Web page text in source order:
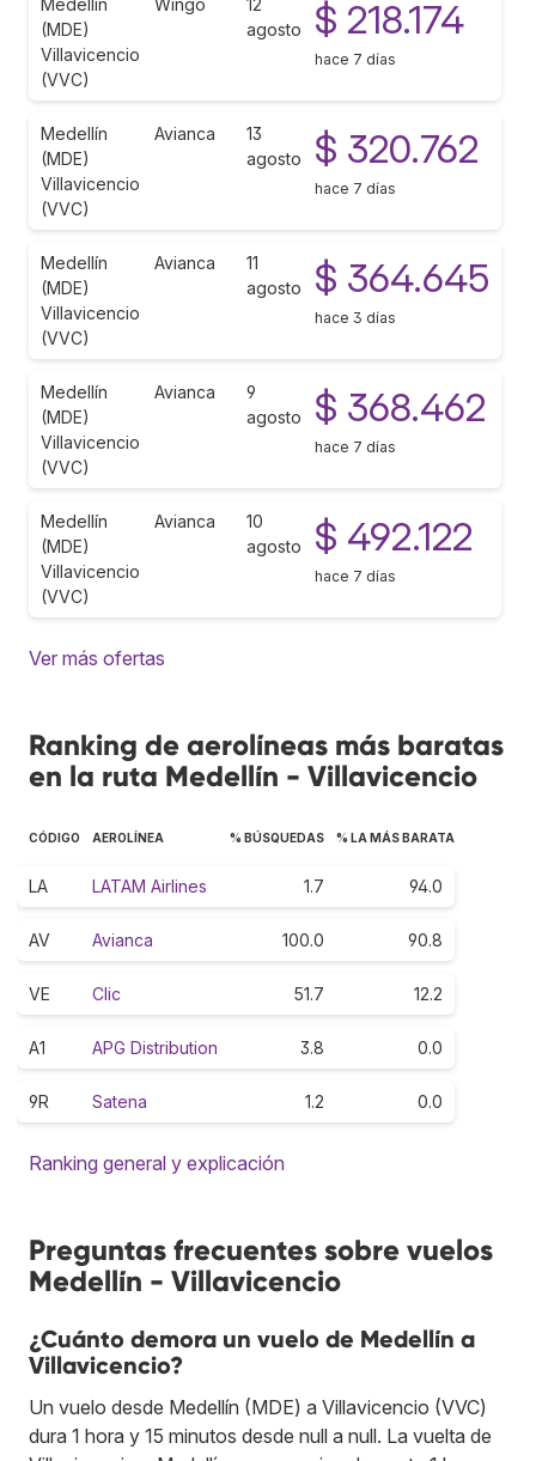
(MDE)
Villavicencio
(VVC)
agosto
$ 218.174
hace 7 días
Medellín
(MDE)
Villavicencio
(VVC)
Avianca
13
agosto
$ 320.762
hace 7 días
Medellín
(MDE)
Villavicencio
(VVC)
Avianca
11
agosto
$ 364.645
hace 3 días
Medellín
(MDE)
Villavicencio
(VVC)
Avianca
9
agosto
$ 368.462
hace 7 días
Medellín
(MDE)
Villavicencio
(VVC)
Avianca
10
agosto
$ 492.122
hace 7 días
Ver más ofertas
Ranking de aerolíneas más baratas
en la ruta Medellín - Villavicencio
CÓDIGO AEROLÍNEA % BÚSQUEDAS % LA MÁS BARATA
LA LATAM Airlines 1.7 94.0
AV Avianca 100.0 90.8
VE Clic 51.7 12.2
A1 APG Distribution 3.8 0.0
9R Satena 1.2 0.0
Ranking general y explicación
Preguntas frecuentes sobre vuelos
Medellín - Villavicencio
¿Cuánto demora un vuelo de Medellín a
Villavicencio?
Un vuelo desde Medellín (MDE) a Villavicencio (VVC)
dura 1 hora y 15 minutos desde null a null. La vuelta de